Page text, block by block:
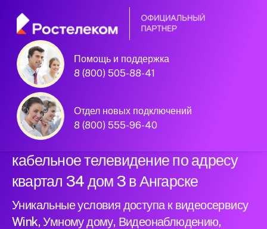
Помощь и поддержка
8 (800) 505-88-41
Отдел новых подключений
8 (800) 555-96-40
Официальный
партнер Ростелеком
Подключили новый интернет и
кабельное телевидение по адресу
квартал 34 дом 3 в Ангарске
Уникальные условия доступа к видеосервису
Wink, Умному дому, Видеонаблюдению,